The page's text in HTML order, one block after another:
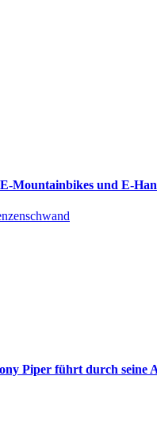
Mountainbikes und E-
Piper führt durch seine